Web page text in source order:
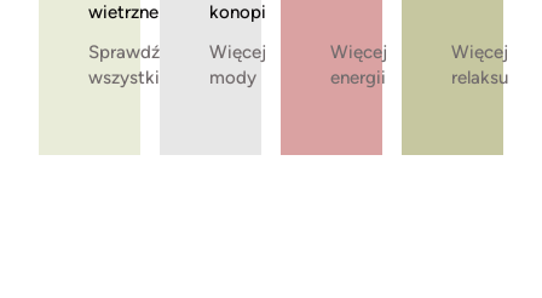
wietrzne
Sprawdź
wszystkie
konopi
Więcej
mody
Więcej
energii
Więcej
relaksu